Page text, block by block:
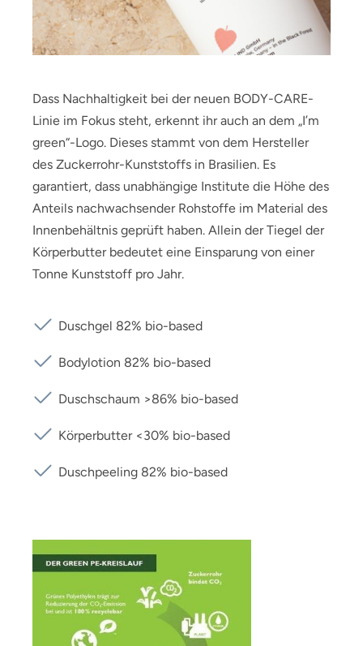
Dass Nachhaltigkeit bei der neuen BODY-CARE-
Linie im Fokus steht, erkennt ihr auch an dem „I’m
green“-Logo. Dieses stammt von dem Hersteller
des Zuckerrohr-Kunststoffs in Brasilien. Es
garantiert, dass unabhängige Institute die Höhe des
Anteils nachwachsender Rohstoffe im Material des
Innenbehältnis geprüft haben. Allein der Tiegel der
Körperbutter bedeutet eine Einsparung von einer
Tonne Kunststoff pro Jahr.
Duschgel 82% bio-based
Bodylotion 82% bio-based
Duschschaum >86% bio-based
Körperbutter <30% bio-based
Duschpeeling 82% bio-based